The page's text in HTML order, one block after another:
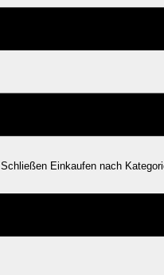
Schließen Einkaufen nach